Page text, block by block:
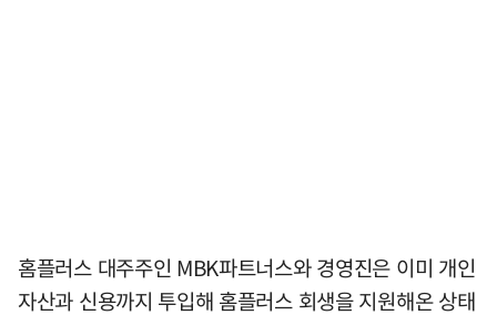
홈플러스 대주주인 MBK파트너스와 경영진은 이미 개인
자산과 신용까지 투입해 홈플러스 회생을 지원해온 상태